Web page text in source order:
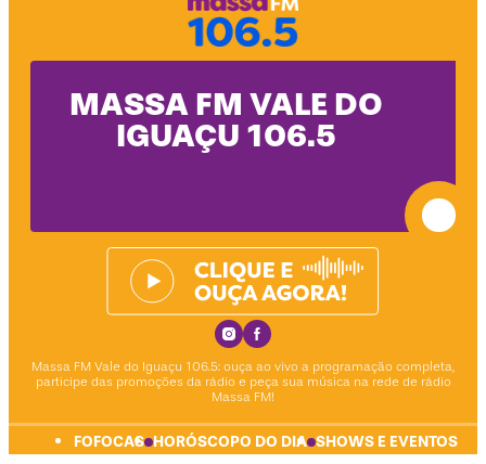
MASSA FM VALE DO
IGUAÇU 106.5
Instagram Social Media
Facebook Social Media
Massa FM Vale do Iguaçu 106.5: ouça ao vivo a programação completa,
participe das promoções da rádio e peça sua música na rede de rádio
Massa FM!
FOFOCAS HORÓSCOPO DO DIA SHOWS E EVENTOS